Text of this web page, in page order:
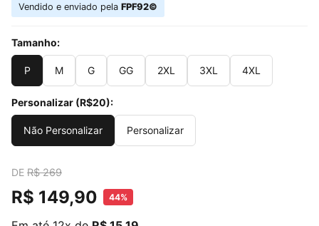
Vendido e enviado pela FPF92©
Tamanho:
P M G GG 2XL 3XL 4XL
Personalizar (R$20):
Não Personalizar Personalizar
DE R$ 269
R$ 149,90 44%